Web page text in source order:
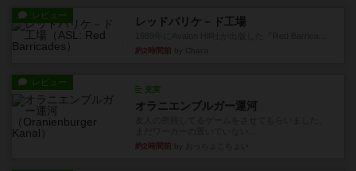
レビュー レッドバリケ－ド工場
約2時間前
レビュー
充実
オラニエンブルガー運河
約2時間前